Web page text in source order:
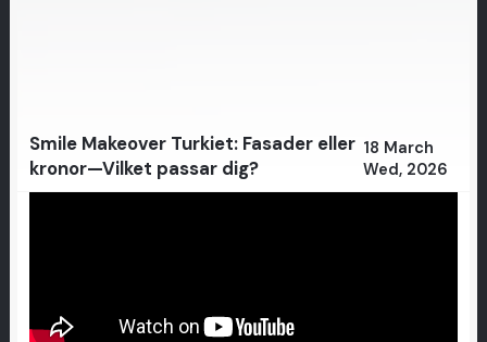
Smile Makeover Turkiet: Fasader eller
kronor—Vilket passar dig?
18 March
Wed, 2026